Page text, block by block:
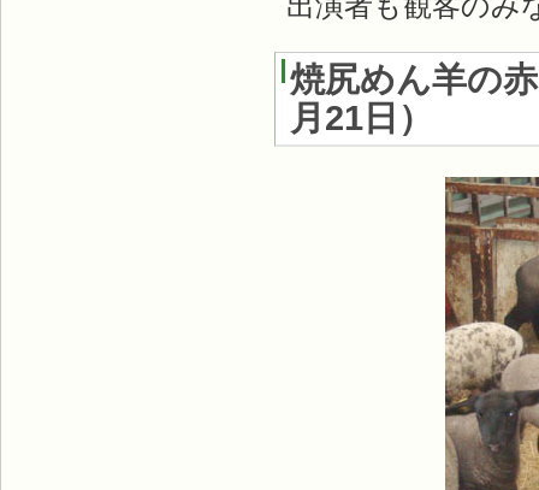
焼尻めん羊の
月21日 ）